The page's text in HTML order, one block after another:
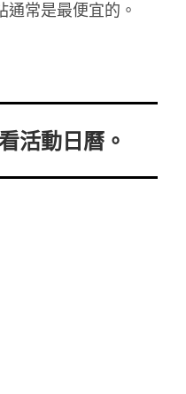
常是最便宜的。
活動日曆。